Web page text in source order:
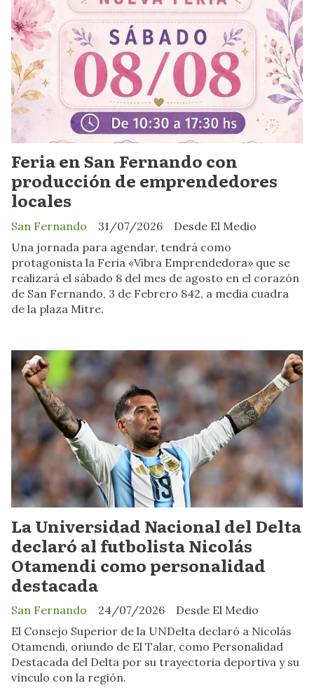
Feria en San Fernando con
producción de emprendedores
locales
Desde El Medio
San Fernando
31/07/2026
Una jornada para agendar, tendrá como
protagonista la Feria «Vibra Emprendedora» que se
realizará el sábado 8 del mes de agosto en el corazón
de San Fernando, 3 de Febrero 842, a media cuadra
de la plaza Mitre.
La Universidad Nacional del Delta
declaró al futbolista Nicolás
Otamendi como personalidad
destacada
Desde El Medio
San Fernando
24/07/2026
El Consejo Superior de la UNDelta declaró a Nicolás
Otamendi, oriundo de El Talar, como Personalidad
Destacada del Delta por su trayectoria deportiva y su
vínculo con la región.